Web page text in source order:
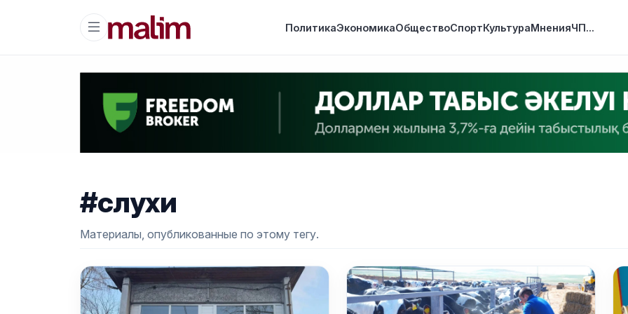
ПолитикаЭкономикаОбществоСпортКультураМненияЧП...
#слухи
Материалы, опубликованные по этому тегу.